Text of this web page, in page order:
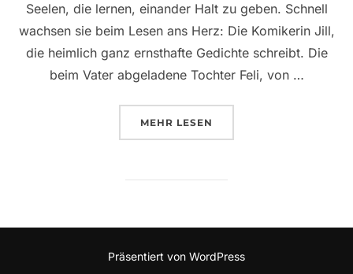
Seelen, die lernen, einander Halt zu geben. Schnell
wachsen sie beim Lesen ans Herz: Die Komikerin Jill,
die heimlich ganz ernsthafte Gedichte schreibt. Die
beim Vater abgeladene Tochter Feli, von …
MEHR ÜBER „„FETTE FEE“, EIN
LESEN
Präsentiert von WordPress